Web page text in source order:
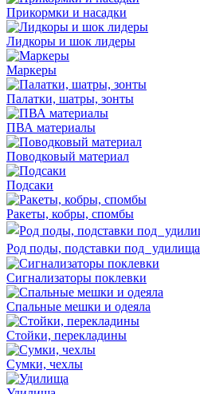
Прикормки и насадки
Лидкоры и шок лидеры
Маркеры
Палатки, шатры, зонты
ПВА материалы
Поводковый материал
Подсаки
Ракеты, кобры, спомбы
Род поды, подставки под удилища
Сигнализаторы поклевки
Спальные мешки и одеяла
Стойки, перекладины
Сумки, чехлы